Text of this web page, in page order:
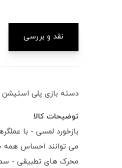
نقد و بررسی
دسته بازی پلی استیشن 5 سونی مدل Rythm Blue
توضیحات کالا
بازخورد لمسی - با
می توانند احساس همه
محرک های تطبیقی -